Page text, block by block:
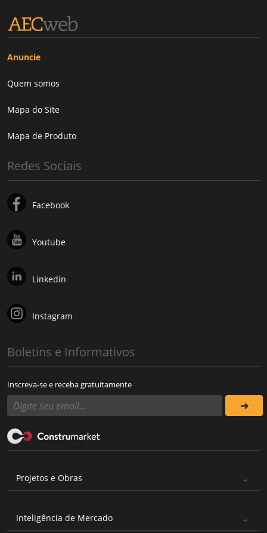
Anuncie
Quem somos
Mapa do Site
Mapa de Produto
Redes Sociais
Facebook
Youtube
Linkedin
Instagram
Boletins e Informativos
Inscreva-se e receba gratuitamente
Projetos e Obras
Inteligência de Mercado